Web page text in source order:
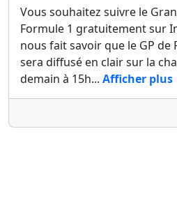
Vous souhaitez suivre le
Formule 1 gratuitement sur
nous fait savoir que le GP de
sera diffusé en clair sur la
demain à 15h... Afficher plus